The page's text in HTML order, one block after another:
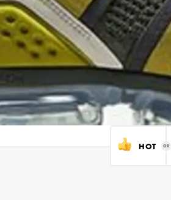
HOT